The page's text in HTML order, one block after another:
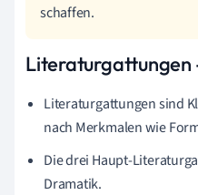
schaffen.
Literaturgattungen
Literaturgattungen sind
nach Merkmalen wie
Die drei Haupt-
Dramatik.